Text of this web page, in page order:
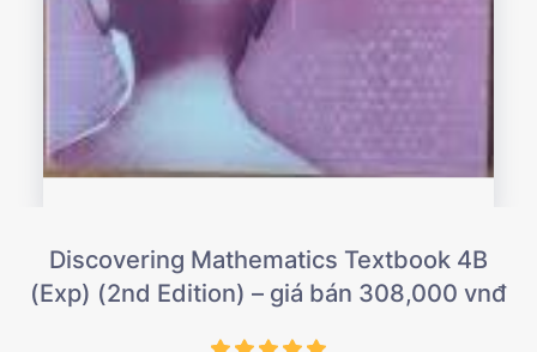
Discovering Mathematics Textbook 4B
(Exp) (2nd Edition) – giá bán 308,000 vnđ